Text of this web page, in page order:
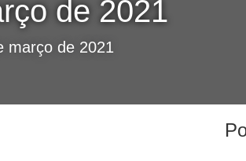
de 2021
março de 2021